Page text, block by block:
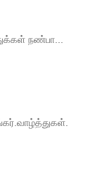
நண்பா...